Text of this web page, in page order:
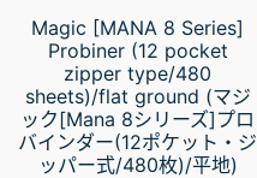
Magic [MANA 8 Series]
Probiner (12 pocket
zipper type/480
sheets)/flat ground (マジ
ック[Mana 8シリーズ]プロ
バインダー(12ポケット・ジ
ッパー式/480枚)/平地)